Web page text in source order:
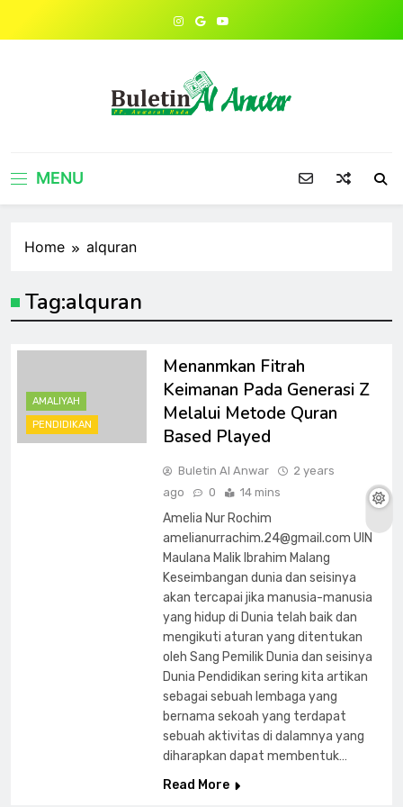
MENU
Home alquran
Tag:alquran
AMALIYAH
PENDIDIKAN
Menanmkan Fitrah
Keimanan Pada Generasi Z
Melalui Metode Quran
Based Played
Buletin Al Anwar
2 years
ago
0 14 mins
Amelia Nur Rochim
amelianurrachim.24@gmail.com UIN
Maulana Malik Ibrahim Malang
Keseimbangan dunia dan seisinya
akan tercapai jika manusia-manusia
yang hidup di Dunia telah baik dan
mengikuti aturan yang ditentukan
oleh Sang Pemilik Dunia dan seisinya
Dunia Pendidikan sering kita artikan
sebagai sebuah lembaga yang
bernama sekoah yang terdapat
sebuah aktivitas di dalamnya yang
diharapkan dapat membentuk…
Read More